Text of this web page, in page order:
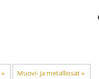
‪» Muovi- ja metalliosat‪»